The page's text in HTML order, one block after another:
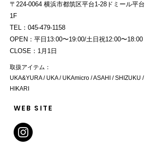
〒224-0064 横浜市都筑区平台1-28ドミール平台
1F
TEL：045-479-1158
OPEN：平日13:00〜19:00/土日祝12:00〜18:00
CLOSE：1月1日
取扱アイテム：
UKA&YURA / UKA / UKAmicro / ASAHI / SHIZUKU /
HIKARI
WEB SITE